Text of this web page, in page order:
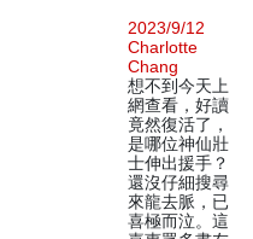
2023/9/12
Charlotte
Chang
想不到今天上
網查看，好讀
竟然復活了，
是哪位神仙壯
士伸出援手？
還沒仔細搜尋
來龍去脈，已
喜極而泣。這